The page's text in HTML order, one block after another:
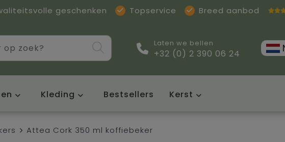
geschenken Topservice Breed aanbod
Laten we bellen
+32 (0) 2 390 06 24
Kleding Bestsellers Kerst
Attea Cork 350 ml koffiebeker